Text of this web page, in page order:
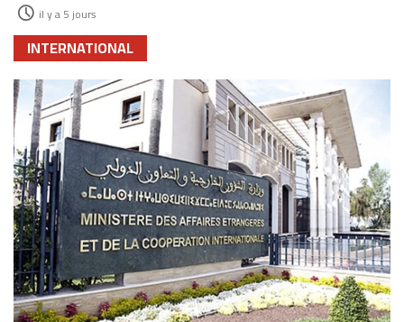
il y a 5 jours
INTERNATIONAL